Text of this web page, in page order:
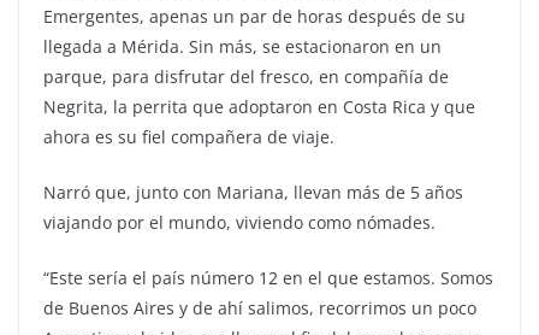
Emergentes, apenas un par de horas después de su
llegada a Mérida. Sin más, se estacionaron en un
parque, para disfrutar del fresco, en compañía de
Negrita, la perrita que adoptaron en Costa Rica y que
ahora es su fiel compañera de viaje.
Narró que, junto con Mariana, llevan más de 5 años
viajando por el mundo, viviendo como nómades.
“Este sería el país número 12 en el que estamos. Somos
de Buenos Aires y de ahí salimos, recorrimos un poco